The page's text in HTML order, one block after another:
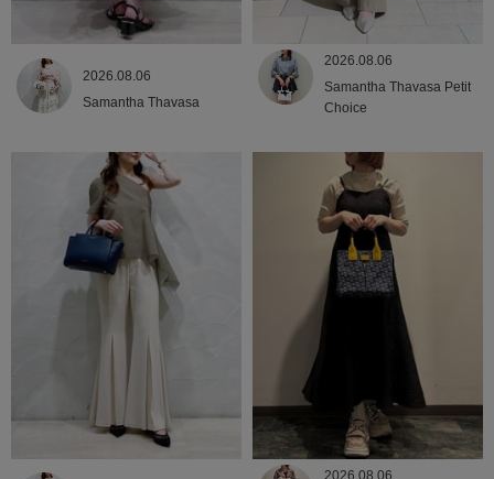
2026.08.06
Samantha Thavasa
2026.08.06
Samantha Thavasa Petit
Choice
2026.08.06